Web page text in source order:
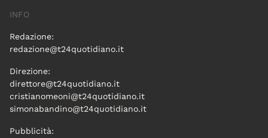
INFO
Redazione:
redazione@t24quotidiano.it
Direzione:
direttore@t24quotidiano.it
cristianomeoni@t24quotidiano.it
simonabandino@t24quotidiano.it
Pubblicità: